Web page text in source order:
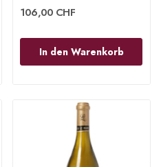
106,00 CHF
In den Warenkorb